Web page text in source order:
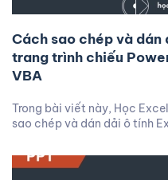
Cách sao chép và dán
trang trình chiếu
VBA
Trong bài viết này, Học
sao chép và dán dải ô tính